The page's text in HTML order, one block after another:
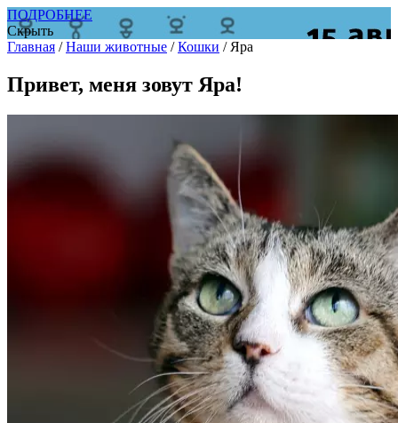
ПОДРОБНЕЕ
Скрыть
Главная / Наши животные / Кошки / Яра
Привет, меня зовут Яра!